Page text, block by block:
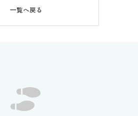
一覧へ戻る